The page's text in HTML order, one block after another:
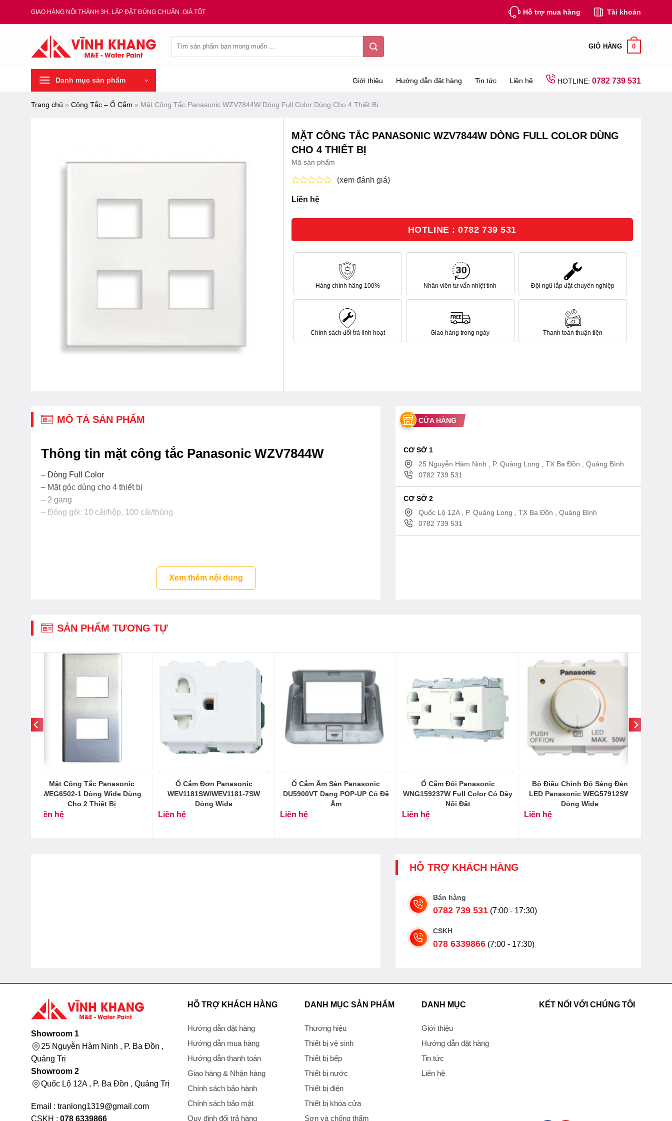
GIAO HÀNG NỘI THÀNH 3H. LẮP ĐẶT ĐÚNG CHUẨN. GIÁ TỐT Hỗ trợ mua hàng Tài khoản
kiếm:
GIỎ HÀNG 0
Danh mục sản phẩm Giới thiệu Hướng dẫn đặt hàng Tin tức Liên hệ HOTLINE: 0782 739 531
Trang chủ » Công Tắc – Ổ Cắm » Mặt Công Tắc Panasonic WZV7844W Dòng Full Color Dùng Cho 4 Thiết Bị
MẶT CÔNG TẮC PANASONIC WZV7844W DÒNG FULL COLOR DÙNG
CHO 4 THIẾT BỊ
Mã sản phẩm
xếp
(xem đánh giá)
Liên hệ
HOTLINE : 0782 739 531
Hàng chính hãng 100% Nhân viên tư vấn nhiệt tình Đội ngũ lắp đặt chuyên nghiệp
Chính sách đổi trả linh hoạt Giao hàng trong ngày Thanh toán thuận tiện
MÔ TẢ SẢN PHẨM
Thông tin mặt công tắc Panasonic WZV7844W
– Dòng Full Color
– Mặt góc dùng cho 4 thiết bị
– 2 gang
– Đóng gói: 10 cái/hộp, 100 cái/thùng
Xem thêm nội dung
CỬA HÀNG
CƠ SỞ 1
25 Nguyễn Hàm Ninh , P. Quảng Long , TX Ba Đồn , Quảng Bình
0782 739 531
CƠ SỞ 2
Quốc Lộ 12A , P. Quảng Long , TX Ba Đồn , Quảng Bình
0782 739 531
SẢN PHẨM TƯƠNG TỰ
Mặt Công Tắc Panasonic
WEG6502-1 Dòng Wide Dùng
Cho 2 Thiết Bị
Liên hệ
Ổ Cắm Đơn Panasonic
WEV1181SW/WEV1181-7SW
Dòng Wide
Liên hệ
Ổ Cắm Âm Sàn Panasonic
DU5900VT Dạng POP-UP Có Đế
Âm
Liên hệ
Ổ Cắm Đôi Panasonic
WNG159237W Full Color Có Dây
Nối Đất
Liên hệ
Bộ Điều Chỉnh Độ Sáng Đèn
LED Panasonic WEG57912SW
Dòng Wide
Liên hệ
HỖ TRỢ KHÁCH HÀNG
Bán hàng
0782 739 531 (7:00 - 17:30)
CSKH
078 6339866 (7:00 - 17:30)
Showroom 1
25 Nguyễn Hàm Ninh , P. Ba Đồn ,
Quảng Trị
Showroom 2
Quốc Lộ 12A , P. Ba Đồn , Quảng Trị
Email : tranlong1319@gmail.com
CSKH : 078 6339866
HỖ TRỢ KHÁCH HÀNG
Hướng dẫn đặt hàng
Hướng dẫn mua hàng
Hướng dẫn thanh toán
Giao hàng & Nhận hàng
Chính sách bảo hành
Chính sách bảo mật
Quy định đổi trả hàng
DANH MỤC SẢN PHẨM
Thương hiệu
Thiết bị vệ sinh
Thiết bị bếp
Thiết bị nước
Thiết bị điện
Thiết bị khóa cửa
Sơn và chống thấm
DANH MỤC
Giới thiệu
Hướng dẫn đặt hàng
Tin tức
Liên hệ
KẾT NỐI VỚI CHÚNG TÔI